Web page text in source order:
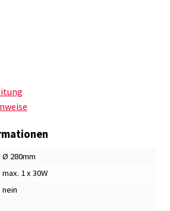
Ø 280mm
max. 1 x 30W
nein